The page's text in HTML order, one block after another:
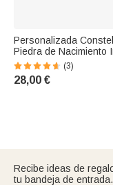
Personalizada
Piedra de Nacimiento
Corazón Colgantes
Uso Diario Aniversario
Cumpleaños Regalo
(3)
28,00 €
Recibe ideas de
tu bandeja de entrada.